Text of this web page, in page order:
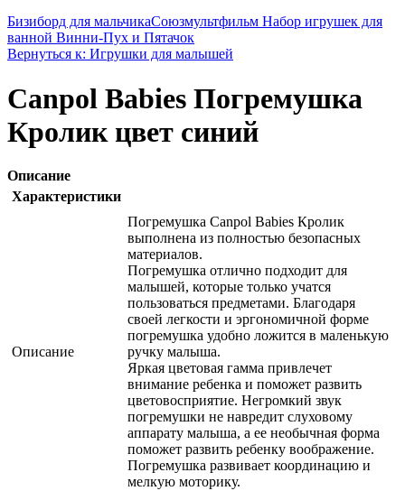
Бизиборд для мальчикаСоюзмультфильм Набор игрушек для
ванной Винни-Пух и Пятачок
Вернуться к: Игрушки для малышей
Canpol Babies Погремушка
Кролик цвет синий
Описание
Характеристики
Описание
Погремушка Canpol Babies Кролик
выполнена из полностью безопасных
материалов.
Погремушка отлично подходит для
малышей, которые только учатся
пользоваться предметами. Благодаря
своей легкости и эргономичной форме
погремушка удобно ложится в маленькую
ручку малыша.
Яркая цветовая гамма привлечет
внимание ребенка и поможет развить
цветовосприятие. Негромкий звук
погремушки не навредит слуховому
аппарату малыша, а ее необычная форма
поможет развить ребенку воображение.
Погремушка развивает координацию и
мелкую моторику.